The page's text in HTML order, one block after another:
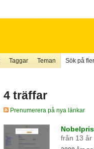
Taggar Teman Sök på
4 träffar
Prenumerera på nya länkar
från 13 år